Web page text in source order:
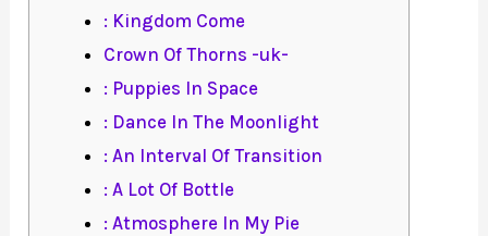
: Kingdom Come
Crown Of Thorns -uk-
: Puppies In Space
: Dance In The Moonlight
: An Interval Of Transition
: A Lot Of Bottle
: Atmosphere In My Pie